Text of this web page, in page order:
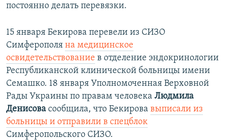
постоянно делать перевязки.
15 января Бекирова перевели из СИЗО
Симферополя на медицинское
освидетельствование ​в отделение эндокринологии
Республиканской клинической больницы имени
Семашко. ​18 января Уполномоченная Верховной
Рады Украины по правам человека Людмила
Денисова сообщила, что Бекирова выписали из
больницы и отправили в спецблок
Симферопольского СИЗО.